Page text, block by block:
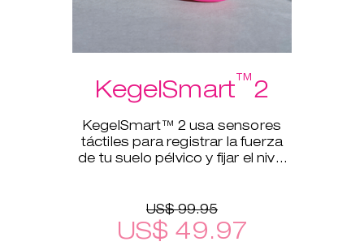
KegelSmart™2
KegelSmart™ 2 usa sensores
táctiles para registrar la fuerza
de tu suelo pélvico y fijar el nivel
US$ 99.95
US$ 49.97